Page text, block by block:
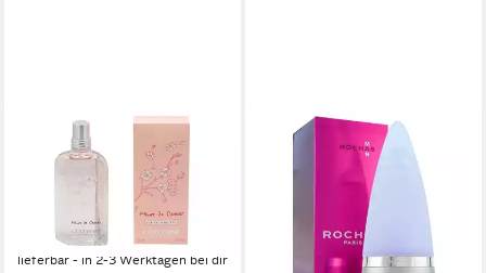
L'OCCITANE
Eau de Toilette Loccitane
L'Occitane Fleur de Cerisier
149,00 €
(1.986,67 €/ 1 l)
lieferbar - in 2-3 Werktagen bei dir
ROCHAS
Eau de Toilette MAN Eau de
Toilette Spray
80,67 €
lieferbar - in 6-8 Werktagen bei dir